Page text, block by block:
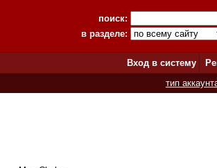
поиск:
в разделе:
Вход в систему
тип